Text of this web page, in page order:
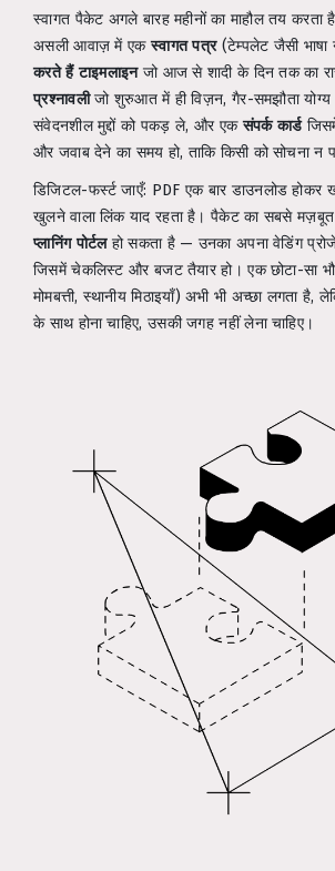
स्वागत पैकेट अगले बारह महीनों का माहौल तय
असली आवाज़ में एकस्वागत पत्र(टेम्पलेट जैसी भाषा
करते हैं टाइमलाइनजो आज से शादी के दिन तक का
प्रश्नावलीजो शुरुआत में ही विज़न, गैर-समझौता योग्य
संवेदनशील मुद्दों को पकड़ ले, और एकसंपर्क कार्ड
और जवाब देने का समय हो, ताकि किसी को सोचना न
डिजिटल-फर्स्ट जाएँ: PDF एक बार डाउनलोड होकर
खुलने वाला लिंक याद रहता है। पैकेट का सबसे
प्लानिंग पोर्टलहो सकता है — उनका अपना वेडिंग
जिसमें चेकलिस्ट और बजट तैयार हो। एक छोटा-सा
मोमबत्ती, स्थानीय मिठाइयाँ) अभी भी अच्छा लगता है,
के साथ होना चाहिए, उसकी जगह नहीं लेना चाहिए।